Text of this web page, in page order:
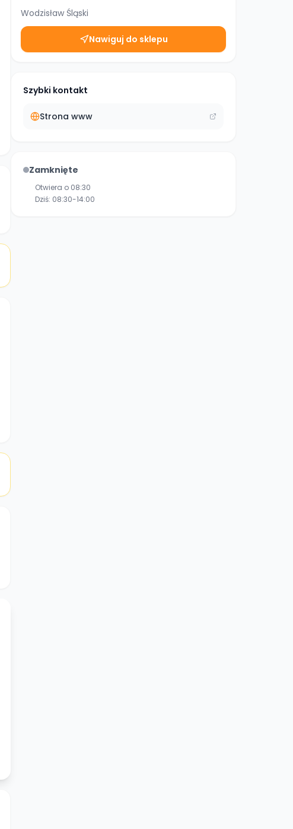
Wodzisław Śląski
Nawiguj do sklepu
Szybki kontakt
Strona www
Zamknięte
Otwiera o 08:30
Dziś: 08:30-14:00